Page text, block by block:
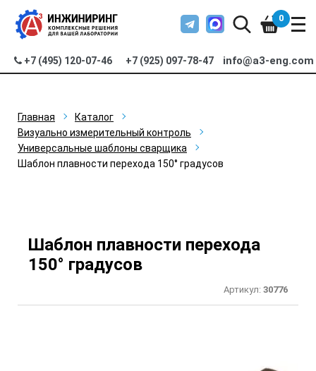
+7 (495) 120-07-46 +7 (925) 097-78-47 info@a3-eng.com
0
Главная
Каталог
Визуально измерительный контроль
Универсальные шаблоны сварщика
Шаблон плавности перехода 150° градусов
Шаблон плавности перехода
150° градусов
Артикул: 30776